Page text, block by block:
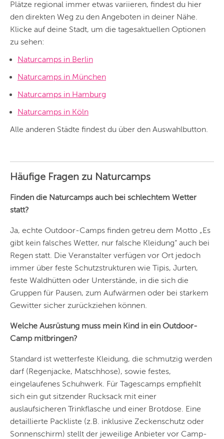
Angebote und
unserer Städte.
BERLIN
FRANKFURT
KÖLN
DÜSSELDORF
ESSEN
DRESDEN
NÜRNBERG
WIEN
ZÜRICH
Plätze regional immer etwas variieren, findest du hier
den direkten Weg zu den Angeboten in deiner Nähe.
Klicke auf deine Stadt, um die tagesaktuellen Optionen
zu sehen:
Naturcamps in Berlin
Naturcamps in München
Naturcamps in Hamburg
Naturcamps in Köln
Alle anderen Städte findest du über den Auswahlbutton.
Häufige Fragen zu Naturcamps
Finden die Naturcamps auch bei schlechtem Wetter
statt?
Ja, echte Outdoor-Camps finden getreu dem Motto „Es
gibt kein falsches Wetter, nur falsche Kleidung“ auch bei
Regen statt. Die Veranstalter verfügen vor Ort jedoch
immer über feste Schutzstrukturen wie Tipis, Jurten,
feste Waldhütten oder Unterstände, in die sich die
Gruppen für Pausen, zum Aufwärmen oder bei starkem
Gewitter sicher zurückziehen können.
Welche Ausrüstung muss mein Kind in ein Outdoor-
Camp mitbringen?
Standard ist wetterfeste Kleidung, die schmutzig werden
darf (Regenjacke, Matschhose), sowie festes,
eingelaufenes Schuhwerk. Für Tagescamps empfiehlt
sich ein gut sitzender Rucksack mit einer
auslaufsicheren Trinkflasche und einer Brotdose. Eine
detaillierte Packliste (z.B. inklusive Zeckenschutz oder
Sonnenschirm) stellt der jeweilige Anbieter vor Camp-